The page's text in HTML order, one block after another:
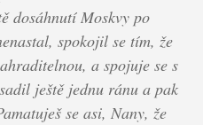
dosáhnutí Moskvy po
spokojil se tím, že
a spojuje se s
ještě jednu ránu a pak
se asi, Nany, že